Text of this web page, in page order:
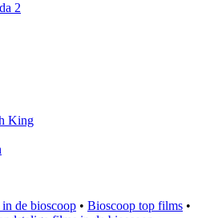
2
King
de bioscoop • Bioscoop top films •